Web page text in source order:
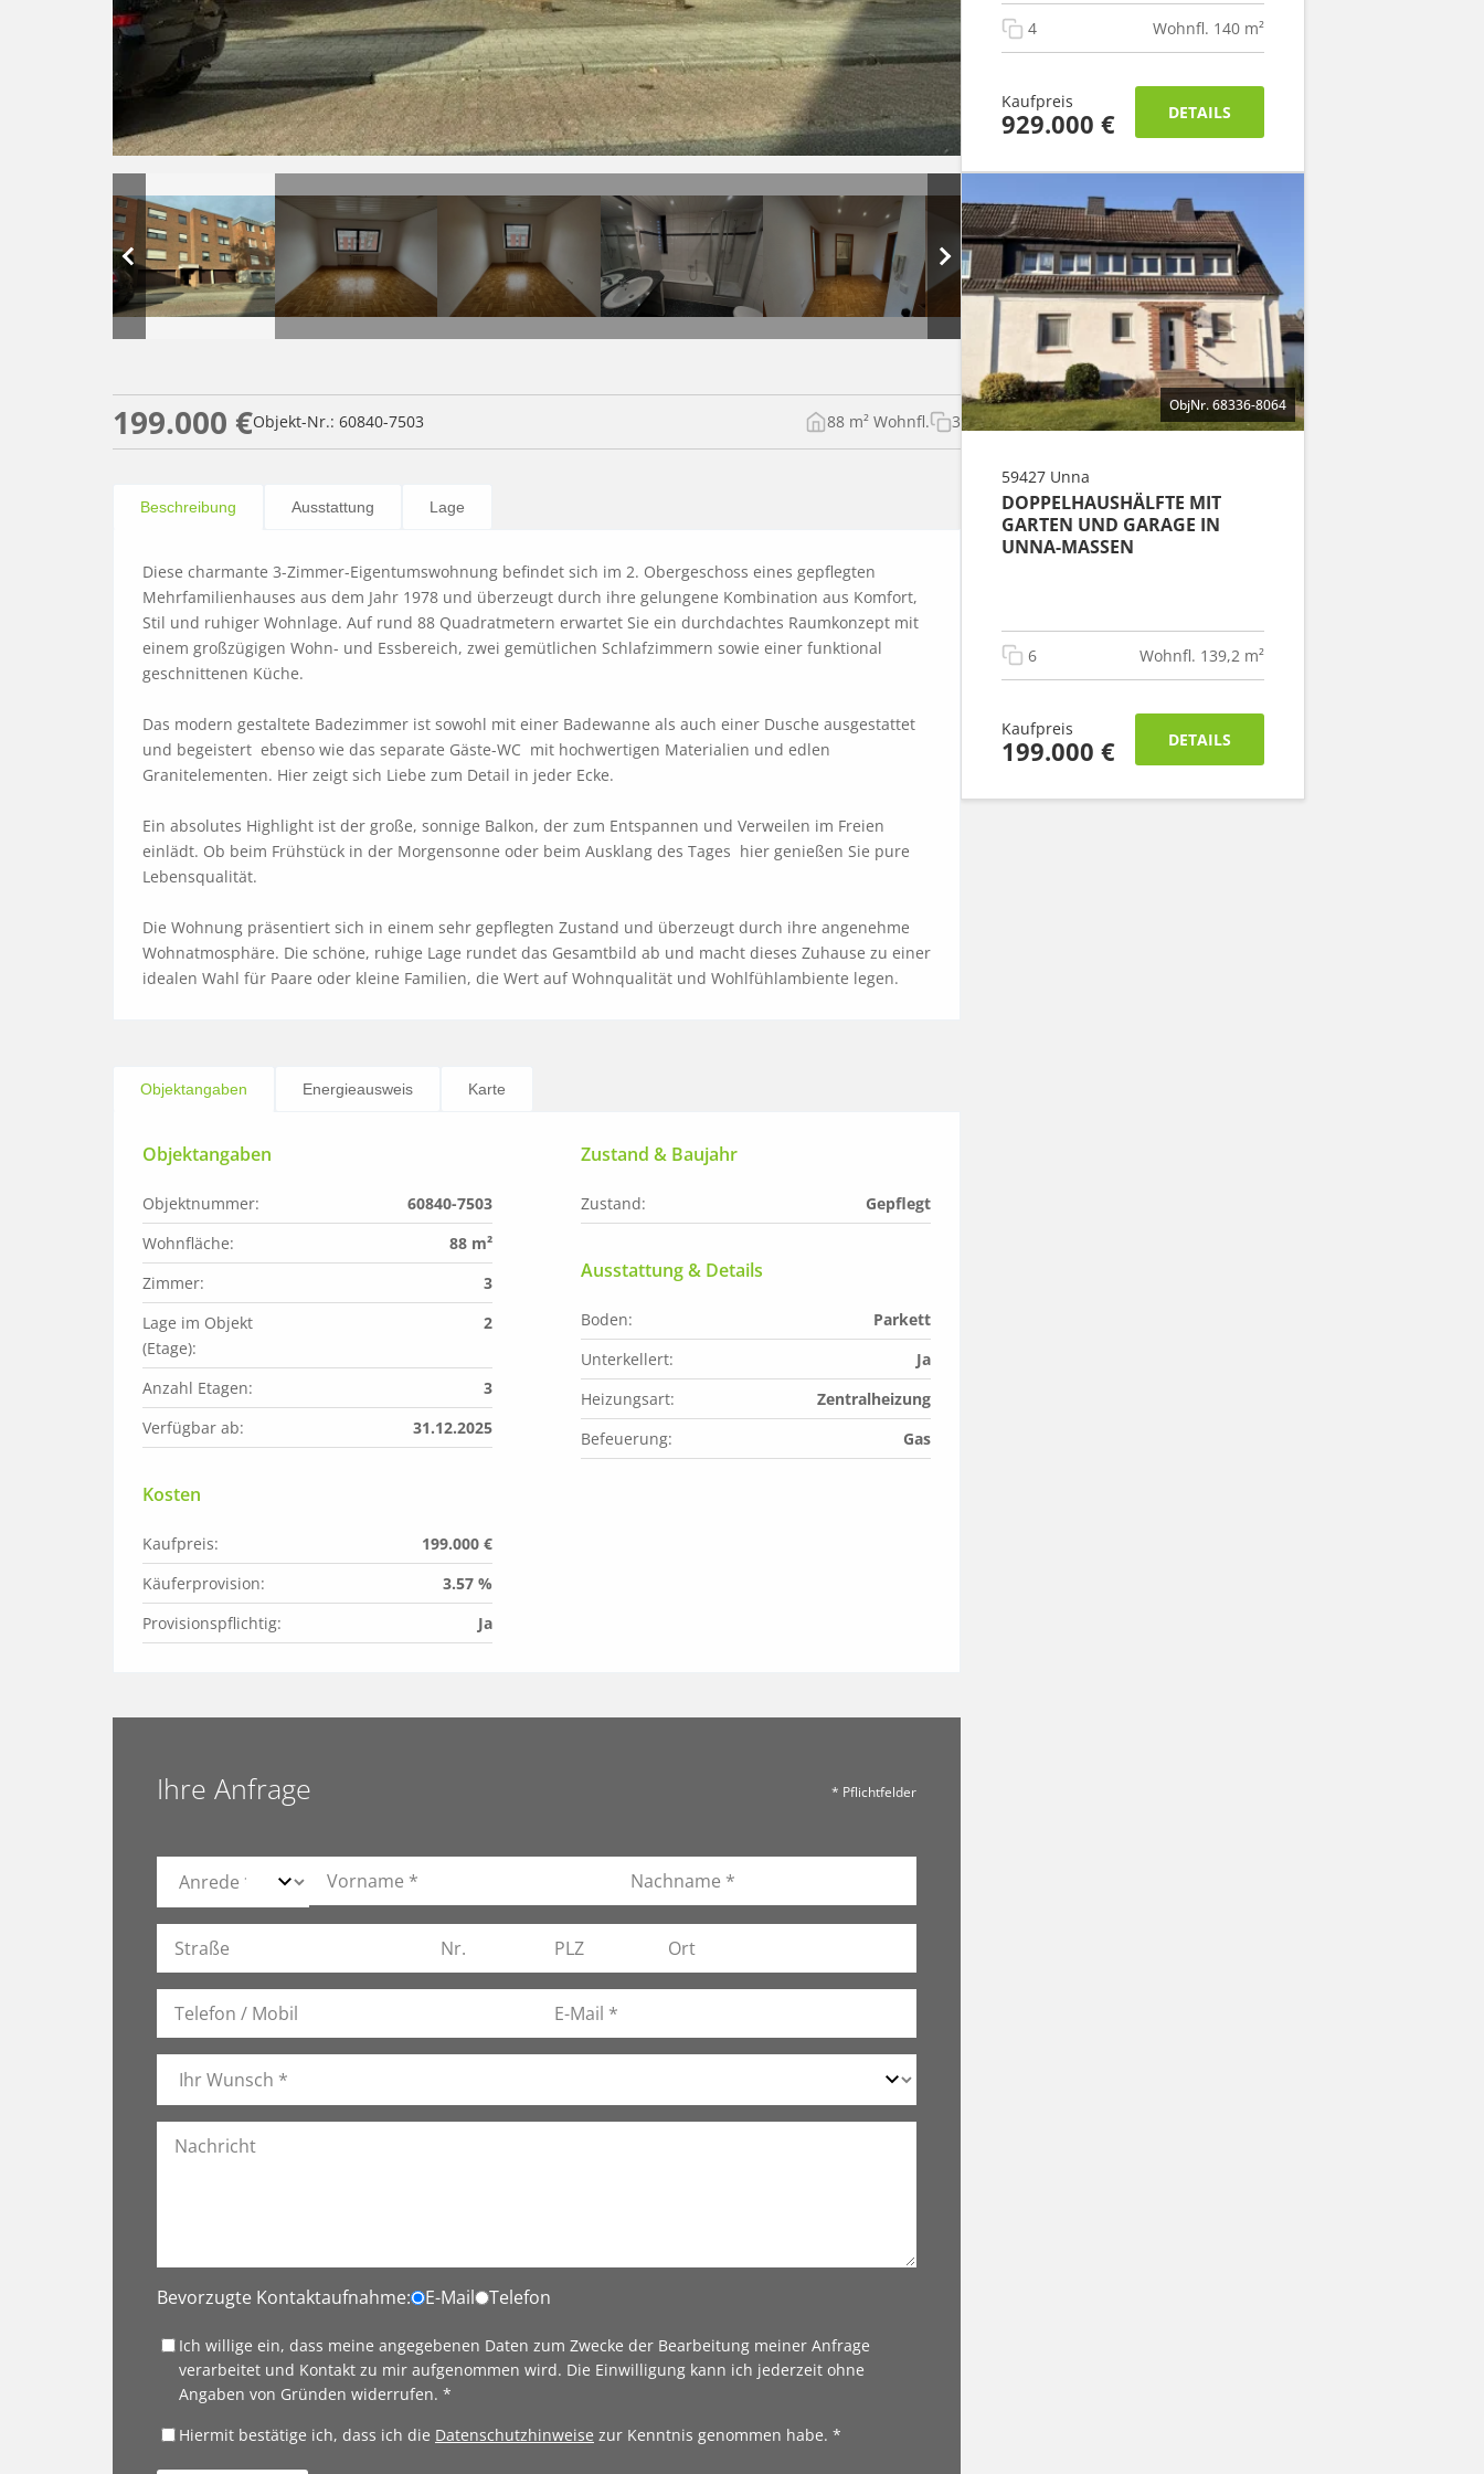
199.000 €Objekt-Nr.: 60840-7503 88 m² Wohnfl. 3
Beschreibung Ausstattung Lage
Diese charmante 3-Zimmer-Eigentumswohnung befindet sich im 2. Obergeschoss eines gepflegten
Mehrfamilienhauses aus dem Jahr 1978 und überzeugt durch ihre gelungene Kombination aus Komfort,
Stil und ruhiger Wohnlage. Auf rund 88 Quadratmetern erwartet Sie ein durchdachtes Raumkonzept mit
einem großzügigen Wohn- und Essbereich, zwei gemütlichen Schlafzimmern sowie einer funktional
geschnittenen Küche.
Das modern gestaltete Badezimmer ist sowohl mit einer Badewanne als auch einer Dusche ausgestattet
und begeistert  ebenso wie das separate Gäste-WC  mit hochwertigen Materialien und edlen
Granitelementen. Hier zeigt sich Liebe zum Detail in jeder Ecke.
Ein absolutes Highlight ist der große, sonnige Balkon, der zum Entspannen und Verweilen im Freien
einlädt. Ob beim Frühstück in der Morgensonne oder beim Ausklang des Tages  hier genießen Sie pure
Lebensqualität.
Die Wohnung präsentiert sich in einem sehr gepflegten Zustand und überzeugt durch ihre angenehme
Wohnatmosphäre. Die schöne, ruhige Lage rundet das Gesamtbild ab und macht dieses Zuhause zu einer
idealen Wahl für Paare oder kleine Familien, die Wert auf Wohnqualität und Wohlfühlambiente legen.
Objektangaben Energieausweis Karte
Objektangaben
Objektnummer:
60840-7503
Wohnfläche:
88 m²
Zimmer:
3
Lage im Objekt
(Etage):
2
Anzahl Etagen:
3
Verfügbar ab:
31.12.2025
Kosten
Kaufpreis:
199.000 €
Käuferprovision:
3.57 %
Provisionspflichtig:
Ja
Zustand & Baujahr
Zustand: Gepflegt
Ausstattung & Details
Boden:
Parkett
Unterkellert:
Ja
Heizungsart:
Zentralheizung
Befeuerung:
Gas
Ihre Anfrage * Pflichtfelder
Bevorzugte Kontaktaufnahme: E-Mail Telefon
Ich willige ein, dass meine angegebenen Daten zum Zwecke der Bearbeitung meiner Anfrage
verarbeitet und Kontakt zu mir aufgenommen wird. Die Einwilligung kann ich jederzeit ohne
Angaben von Gründen widerrufen. *
Hiermit bestätige ich, dass ich die Datenschutzhinweise zur Kenntnis genommen habe. *
4 Wohnfl. 140 m²
Kaufpreis
929.000 € DETAILS
ObjNr. 68336-8064
59427 Unna
DOPPELHAUSHÄLFTE MIT
GARTEN UND GARAGE IN
UNNA-MASSEN
6 Wohnfl. 139,2 m²
Kaufpreis
199.000 € DETAILS